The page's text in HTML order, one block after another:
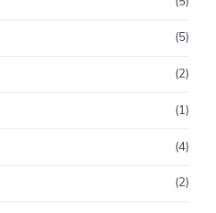
(5)
(2)
(1)
(4)
(2)